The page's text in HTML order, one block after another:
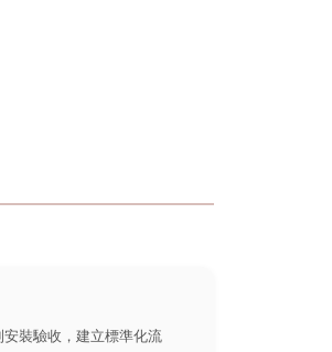
裝驗收，建立標準化流